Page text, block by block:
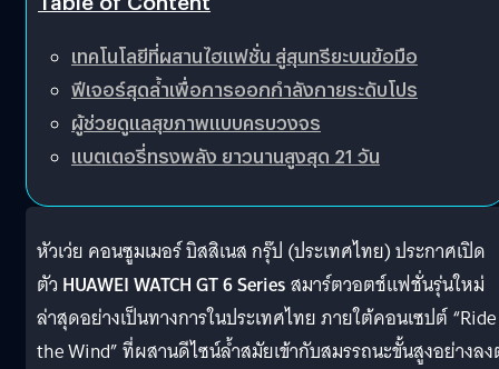
เทคโนโลยีที่ผสานไฮแฟชั่น สู่สุนทรียะบนข้อมือ
ฟีเจอร์สุดล้ำเพื่อการออกกำลังกายระดับโปร
ผู้ช่วยดูแลสุขภาพแบบครบวงจร
แบตเตอรี่ทรงพลัง ยาวนานสูงสุด 21 วัน
หัวเว่ย คอนซูมเมอร์ บิสสิเนส กรุ๊ป (ประเทศไทย) ประกาศเปิด
ตัว HUAWEI WATCH GT 6 Seriesสมาร์ตวอตช์แฟชั่นรุ่นใหม่
ล่าสุดอย่างเป็นทางการในประเทศไทย ภายใต้คอนเซปต์ “Ride
the Wind” ที่ผสานดีไซน์ล้ำสมัยเข้ากับสมรรถนะขั้นสูงอย่างล